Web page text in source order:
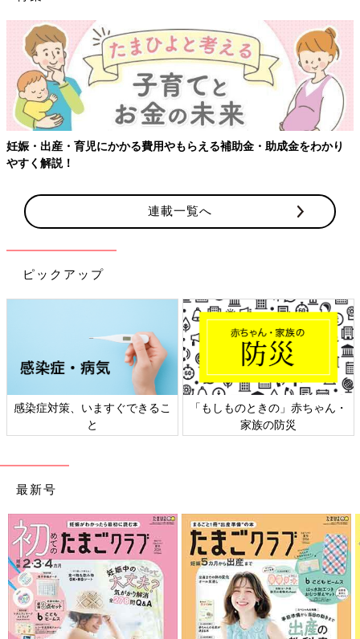
妊娠・出産・育児にかかる費用やもらえる補助金・助成金をわかり
やすく解説！
連載一覧へ
ピックアップ
感染症対策、いますぐできるこ
と
「もしものときの」赤ちゃん・
家族の防災
最新号